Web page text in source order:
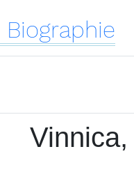
Biographie